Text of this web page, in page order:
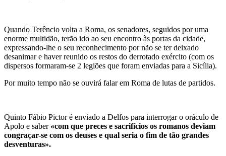
Quando Terêncio volta a Roma, os senadores, seguidos por uma
enorme multidão, terão ido ao seu encontro às portas da cidade,
expressando-lhe o seu reconhecimento por não se ter deixado
desanimar e haver reunido os restos do derrotado exército (com os
dispersos formaram-se 2 legiões que foram enviadas para a Sicília).
Por muito tempo não se ouvirá falar em Roma de lutas de partidos.
Quinto Fábio Pictor é enviado a Delfos para interrogar o oráculo de
Apolo e saber «com que preces e sacrifícios os romanos deviam
congraçar-se com os deuses e qual seria o fim de tão grandes
desventuras».